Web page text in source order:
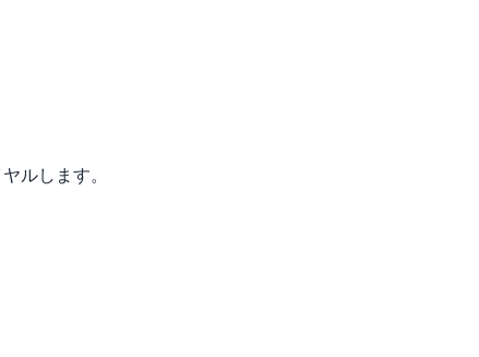
ルします。